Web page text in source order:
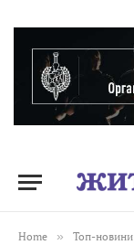
Home » Топ-новини